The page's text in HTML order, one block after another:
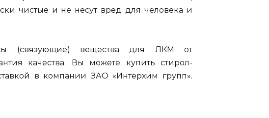
чистые и не несут вред для человека и
(связующие) вещества для ЛКМ от
качества. Вы можете купить стирол-
в компании ЗАО «Интерхим групп».